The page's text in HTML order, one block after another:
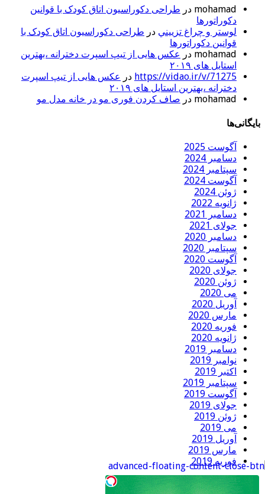
mohamad در طراحی دکوراسیون اتاق کودک با قوانین
دکوراتورها
لوستر و چراغ تزييني در طراحی دکوراسیون اتاق کودک با
قوانین دکوراتورها
mohamad در عکس هایی از تیپ اسپرت دخترانه ،بهترین
استایل های ۲۰۱۹
https://vidao.ir/v/71275 در عکس هایی از تیپ اسپرت
دخترانه ،بهترین استایل های ۲۰۱۹
mohamad در صاف کردن فوری مو در خانه مدل مو
بایگانی‌ها
آگوست 2025
دسامبر 2024
سپتامبر 2024
آگوست 2024
ژوئن 2024
ژانویه 2022
دسامبر 2021
جولای 2021
دسامبر 2020
سپتامبر 2020
آگوست 2020
جولای 2020
ژوئن 2020
می 2020
آوریل 2020
مارس 2020
فوریه 2020
ژانویه 2020
دسامبر 2019
نوامبر 2019
اکتبر 2019
سپتامبر 2019
آگوست 2019
جولای 2019
ژوئن 2019
می 2019
آوریل 2019
مارس 2019
فوریه 2019
ژانویه 2019
دسامبر 2018